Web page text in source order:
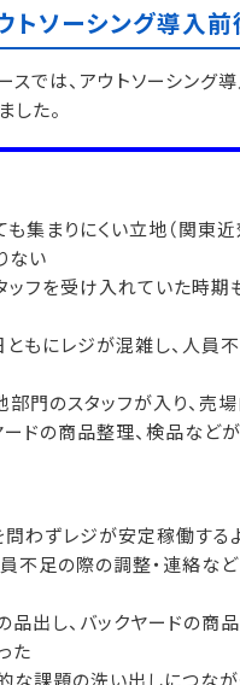
トソーシング導入
スでは、アウトソーシング
した。
も集まりにくい立地（関東
ない
ッフを受け入れていた時期
ともにレジが混雑し、人員
部門のスタッフが入り、売
ードの商品整理、検品など
問わずレジが安定稼働する
員不足の際の調整・連絡な
品出し、バックヤードの商
た
な課題の洗い出しにつなが